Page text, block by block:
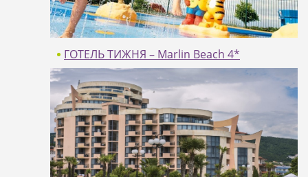
11 ночей
ГОТЕЛЬ ТИЖНЯ – Marlin Beach 4*
Marlin Beach 4*